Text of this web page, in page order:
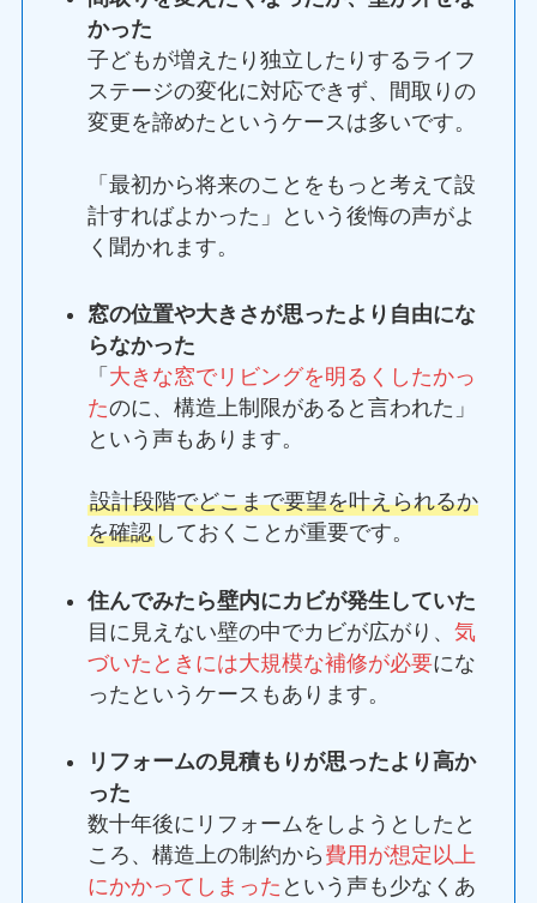
かった
子どもが増えたり独立したりするライフ
ステージの変化に対応できず、間取りの
変更を諦めたというケースは多いです。
「最初から将来のことをもっと考えて設
計すればよかった」という後悔の声がよ
く聞かれます。
窓の位置や大きさが思ったより自由にな
らなかった
「 大きな窓でリビングを明るくしたかっ
たのに、構造上制限があると言われた」
という声もあります。
設計段階でどこまで要望を叶えられるか
を確認しておくことが重要です。
住んでみたら壁内にカビが発生していた
目に見えない壁の中でカビが広がり、 気
づいたときには大規模な補修が必要にな
ったというケースもあります。
リフォームの見積もりが思ったより高か
った
数十年後にリフォームをしようとしたと
ころ、構造上の制約から 費用が想定以上
にかかってしまった という声も少なくあ